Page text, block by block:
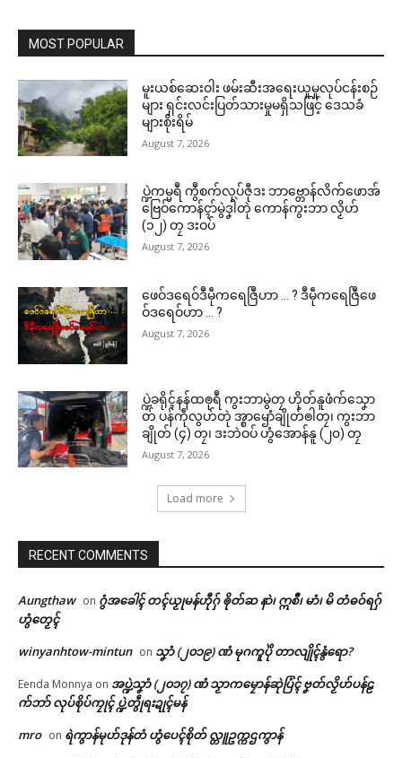
MOST POPULAR
မူးယစ်ဆေးဝါး ဖမ်းဆီးအရေးယူမှုလုပ်ငန်းစဉ်
များ ရှင်းလင်းပြတ်သားမှုမရှိသဖြင့် ဒေသခံ
များစိုးရိမ်
August 7, 2026
ပ္ဍဲကမ္မရဳ ကွဳစက်လုပ်ဇီုဒး ဘာဗ္တောန်လိက်ဖောအ်
ဗြေဝ်ကောန်ၚာ်မွဲဒၞါဲတုဲ ကောန်ကွးဘာ လၟိဟ်
(၁၂) တၠ ဒးဝပ်
August 7, 2026
ဖေဝ်ဒရေဝ်ဒဳမဵုကရေဇြဳဟာ … ? ဒဳမဵုကရေဇြဳဖေ
ဝ်ဒရေဝ်ဟာ … ?
August 7, 2026
ပ္ဍဲခရိုၚ်နန်ထၜုရဳ ကွးဘာမွဲတၠ ဟိုတ်နူဖံက်သၞော
တ် ပန်ကဵုလွဟ်တုဲ အ္စာၝောံချိုတ်ၜါတၠ၊ ကွးဘာ
ချိုတ် (၄) တၠ၊ ဒးဘဲဝပ် ဟွံအောန်နူ (၂၀) တၠ
August 7, 2026
Load more
RECENT COMMENTS
Aungthaw on ဂွံအခေါၚ် တၚ်ယၟုမန်ဟီုဂှ် ၜိုတ်ဆ နာဲ၊ ဣစဳ၊ မာံ၊ မိ တံဓဝ်ရဂှ်
ဟွံတၟေၚ်
winyanhtow-mintun on သၞာံ (၂၀၁၉) ဏံ မုဂကူပိုဲ တာလျိုၚ်နွံရော?
Eenda Monnya on အပ္ဍဲသၞာံ (၂၀၁၇) ဏံ သၟာကမၠောန်ဆုဲပြံၚ် ဗၞတ်လၟိဟ်ပန်ဠ
က်ဘာ် လုပ်စိုပ်ကၠုၚ် ပ္ဍဲတွဵုရးဍုၚ်မန်
mro on ရဲကွာန်မုဟ်ဒုန်တံ ဟွံပေၚ်စိုတ် လ္တူဥက္ကဌကွာန်